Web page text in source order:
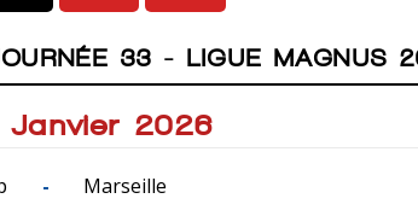
33 - LIGUE MAGNUS
Janvier 2026
- Marseille